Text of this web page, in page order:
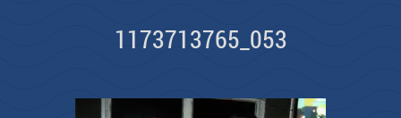
1173713765_053